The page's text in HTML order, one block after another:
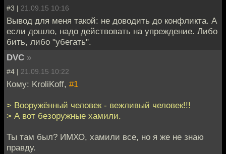
#3 | 21.09.15 10:16
Вывод для меня такой: не доводить до конфликта. А
если дошло, надо действовать на упреждение. Либо
бить, либо "убегать".
DVC »
#4 | 21.09.15 10:22
Кому: KroliKoff, #1
> Вооружённый человек - вежливый человек!!!
> А вот безоружные хамили.
Ты там был? ИМХО, хамили все, но я же не знаю
правду.